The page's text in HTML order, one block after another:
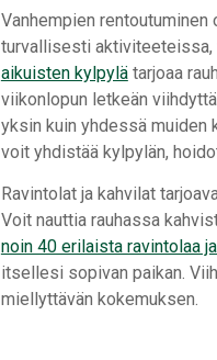
Vanhempien
turvallisesti aktiviteeteissa,
aikuisten kylpylätarjoaa
viikonlopun letkeän
yksin kuin yhdessä muiden
voit yhdistää kylpylän,
Ravintolat ja kahvilat
Voit nauttia rauhassa
noin 40 erilaista ravintolaa
itsellesi sopivan paikan.
miellyttävän kokemuksen.